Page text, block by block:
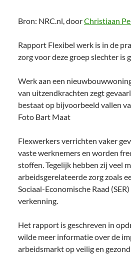
Bron: NRC.nl, doorChristiaan
Rapport Flexibel werk is in de
zorg voor deze groep slechter is
Werk aan een
van uitzendkrachten zegt
bestaat op bijvoorbeeld vallen
Foto Bart Maat
Flexwerkers verrichten vaker
vaste werknemers en worden
stoffen. Tegelijk hebben zij veel
arbeidsgerelateerde zorg zoals
Sociaal-Economische Raad
verkenning.
Het rapport is geschreven in
wilde meer informatie over de
arbeidsmarkt op veilig en